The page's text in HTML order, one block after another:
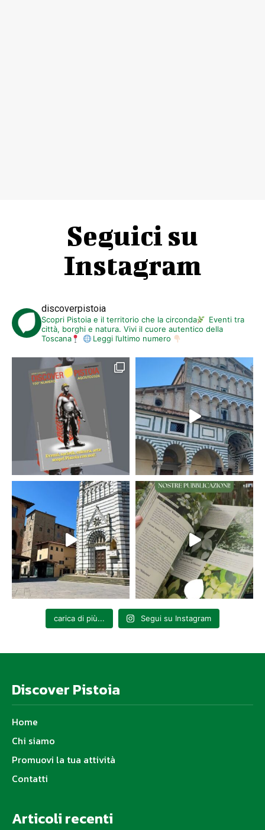
Seguici su
Instagram
discoverpistoia
Scopri Pistoia e il territorio che la circonda
Eventi tra
città, borghi e natura. Vivi il cuore autentico della
Toscana
Leggi l’ultimo numero
carica di più... Segui su Instagram
Discover Pistoia
Home
Chi siamo
Promuovi la tua attività
Contatti
Articoli recenti